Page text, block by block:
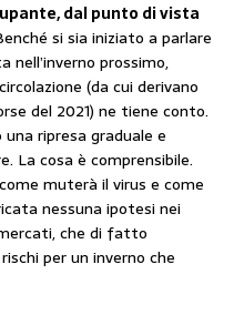
dal punto di vista
si sia iniziato a parlare
nell’inverno prossimo,
(da cui derivano
del 2021) ne tiene conto.
ripresa graduale e
La cosa è comprensibile.
muterà il virus e come
nessuna ipotesi nei
che di fatto
per un inverno che